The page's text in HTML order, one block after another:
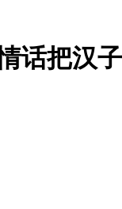
话把汉